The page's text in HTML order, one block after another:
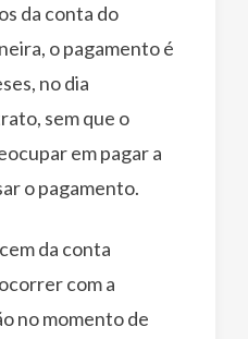
da conta do
o pagamento é
no dia
sem que o
em pagar a
o pagamento.
da conta
com a
no momento de